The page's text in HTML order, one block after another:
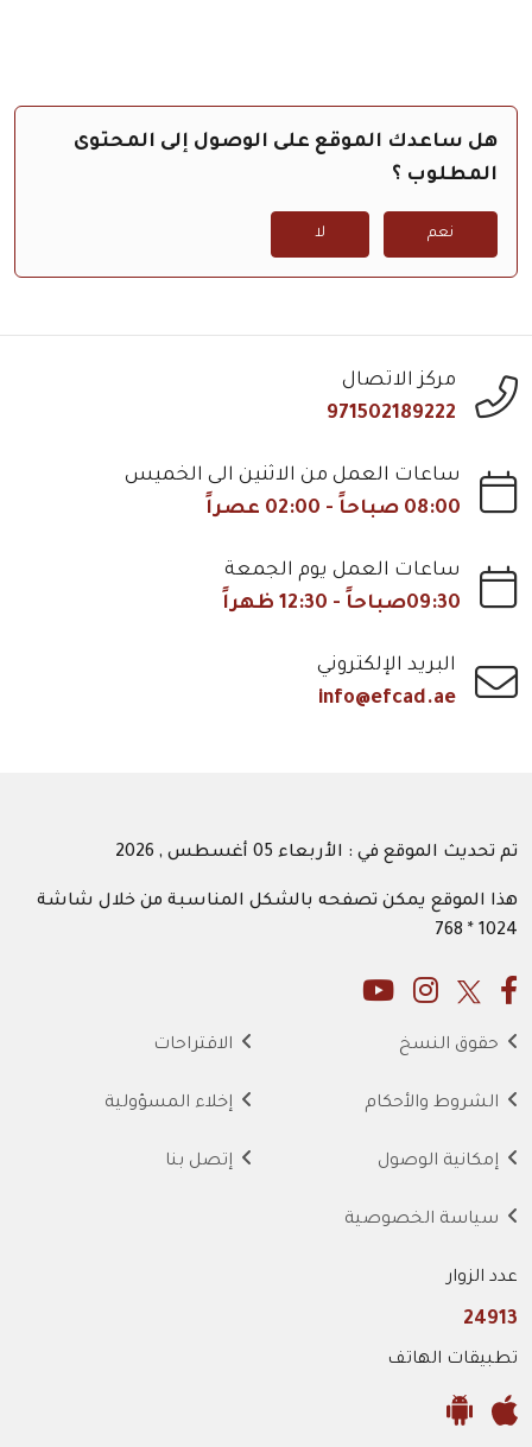
هل ساعدك الموقع على الوصول إلى المحتوى
المطلوب ؟
نعم لا
مركز الاتصال
971502189222
ساعات العمل من الاثنين الى الخميس
08:00 صباحاً - 02:00 عصراً
ساعات العمل يوم الجمعة
09:30صباحاً - 12:30 ظهراً
البريد الإلكتروني
info@efcad.ae
تم تحديث الموقع في : الأربعاء 05 أغسطس , 2026
هذا الموقع يمكن تصفحه بالشكل المناسبة من خلال شاشة
1024 * 768
حقوق النسخ
الشروط والأحكام
إمكانية الوصول
سياسة الخصوصية
الاقتراحات
إخلاء المسؤولية
إتصل بنا
عدد الزوار
24913
تطبيقات الهاتف